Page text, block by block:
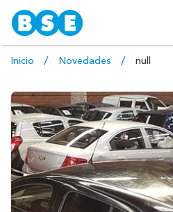
Inicio Novedades null